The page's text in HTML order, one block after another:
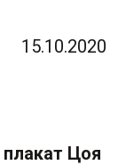
15.10.2020
плакат Цоя